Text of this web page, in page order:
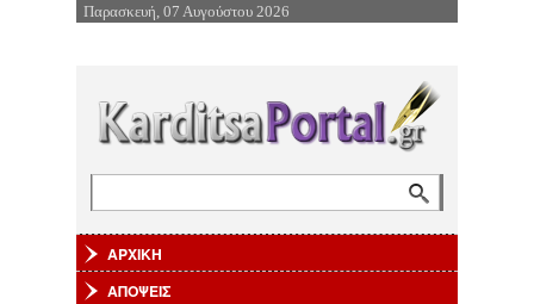
Επιστροφή στην Πλοήγηση
Παρασκευή, 07 Αυγούστου 2026
ΑΡΧΙΚΗ
ΑΠΟΨΕΙΣ